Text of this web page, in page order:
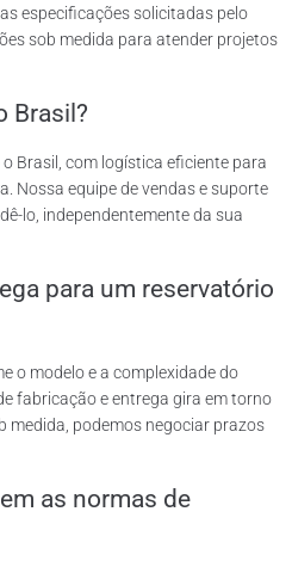
especificações solicitadas pelo
sob medida para atender projetos
Brasil?
Brasil, com logística eficiente para
Nossa equipe de vendas e suporte
lo, independentemente da sua
para um reservatório
o modelo e a complexidade do
fabricação e entrega gira em torno
medida, podemos negociar prazos
as normas de